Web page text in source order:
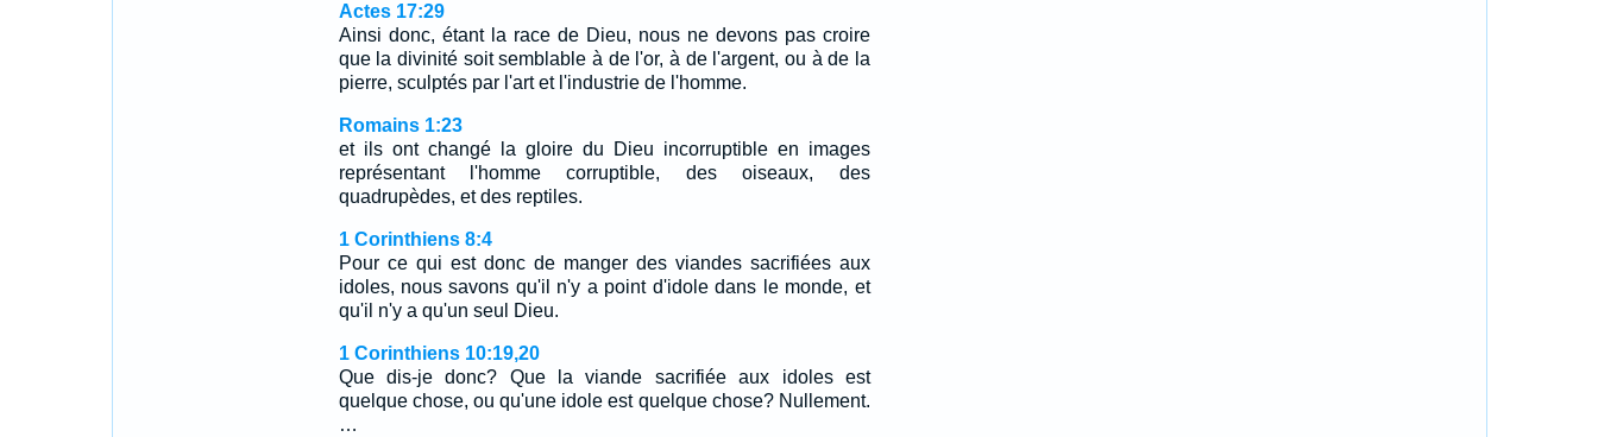
Actes 17:29
Ainsi donc, étant la race de Dieu, nous ne devons pas croire
que la divinité soit semblable à de l'or, à de l'argent, ou à de la
pierre, sculptés par l'art et l'industrie de l'homme.
Romains 1:23
et ils ont changé la gloire du Dieu incorruptible en images
représentant l'homme corruptible, des oiseaux, des
quadrupèdes, et des reptiles.
1 Corinthiens 8:4
Pour ce qui est donc de manger des viandes sacrifiées aux
idoles, nous savons qu'il n'y a point d'idole dans le monde, et
qu'il n'y a qu'un seul Dieu.
1 Corinthiens 10:19,20
Que dis-je donc? Que la viande sacrifiée aux idoles est
quelque chose, ou qu'une idole est quelque chose? Nullement.
…